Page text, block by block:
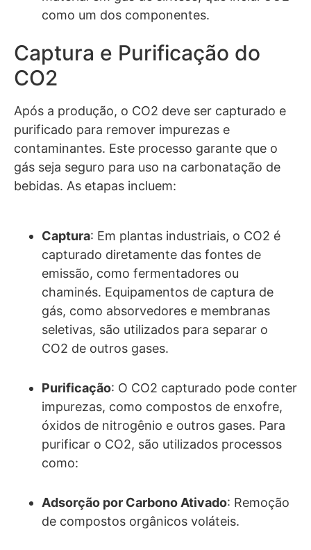
como um dos componentes.
Captura e Purificação do
CO2
Após a produção, o CO2 deve ser capturado e
purificado para remover impurezas e
contaminantes. Este processo garante que o
gás seja seguro para uso na carbonatação de
bebidas. As etapas incluem:
Captura: Em plantas industriais, o CO2 é
capturado diretamente das fontes de
emissão, como fermentadores ou
chaminés. Equipamentos de captura de
gás, como absorvedores e membranas
seletivas, são utilizados para separar o
CO2 de outros gases.
Purificação: O CO2 capturado pode conter
impurezas, como compostos de enxofre,
óxidos de nitrogênio e outros gases. Para
purificar o CO2, são utilizados processos
como:
Adsorção por Carbono Ativado: Remoção
de compostos orgânicos voláteis.